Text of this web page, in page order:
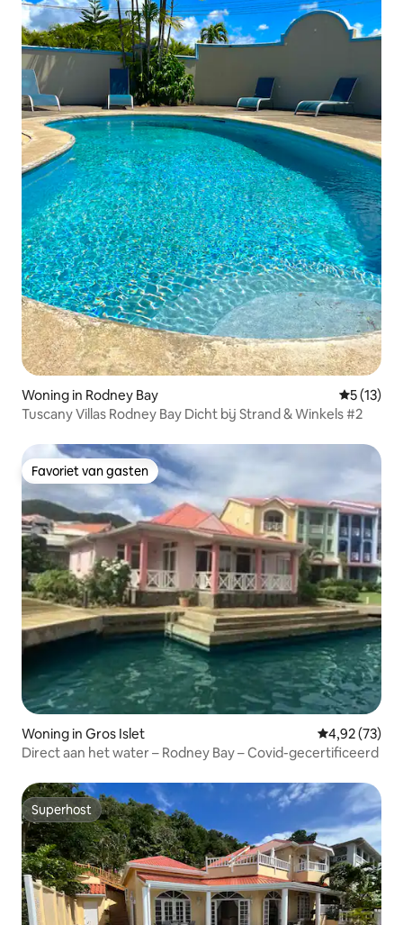
Woning in Rodney Bay
5 (13)
Tuscany Villas Rodney Bay Dicht bij Strand & Winkels #2
Favoriet van gasten
Favoriet van gasten
Woning in Gros Islet Gemiddelde
4,92 (73)
Direct aan het water – Rodney Bay – Covid-gecertificeerd
Superhost
Superhost